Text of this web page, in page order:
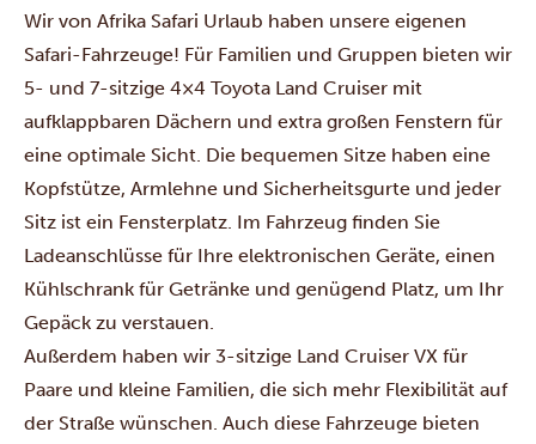
Wir von Afrika Safari Urlaub haben unsere eigenen
Safari-Fahrzeuge! Für Familien und Gruppen bieten wir
5- und 7-sitzige 4×4 Toyota Land Cruiser mit
aufklappbaren Dächern und extra großen Fenstern für
eine optimale Sicht. Die bequemen Sitze haben eine
Kopfstütze, Armlehne und Sicherheitsgurte und jeder
Sitz ist ein Fensterplatz. Im Fahrzeug finden Sie
Ladeanschlüsse für Ihre elektronischen Geräte, einen
Kühlschrank für Getränke und genügend Platz, um Ihr
Gepäck zu verstauen.
Außerdem haben wir 3-sitzige Land Cruiser VX für
Paare und kleine Familien, die sich mehr Flexibilität auf
der Straße wünschen. Auch diese Fahrzeuge bieten